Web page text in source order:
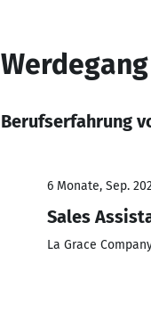
Werdegang
Berufserfahrung
6 Monate, Sep.
Sales
La Grace